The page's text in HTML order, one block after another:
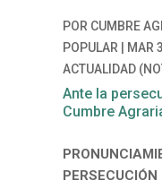
POR CUMBRE
POPULAR| MAR
ACTUALIDAD
Ante la
Cumbre